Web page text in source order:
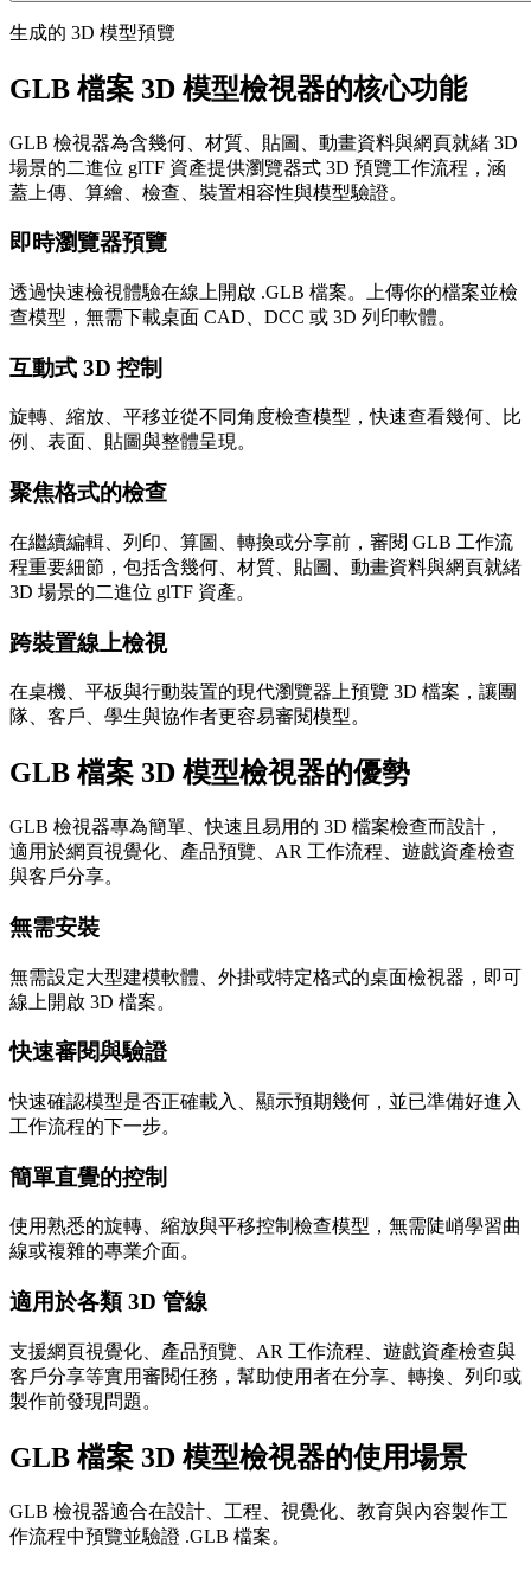
生成的 3D 模型預覽
GLB 檔案 3D 模型檢視器的核心功能
GLB 檢視器為含幾何、材質、貼圖、動畫資料與網頁就緒 3D
場景的二進位 glTF 資產提供瀏覽器式 3D 預覽工作流程，涵
蓋上傳、算繪、檢查、裝置相容性與模型驗證。
即時瀏覽器預覽
透過快速檢視體驗在線上開啟 .GLB 檔案。上傳你的檔案並檢
查模型，無需下載桌面 CAD、DCC 或 3D 列印軟體。
互動式 3D 控制
旋轉、縮放、平移並從不同角度檢查模型，快速查看幾何、比
例、表面、貼圖與整體呈現。
聚焦格式的檢查
在繼續編輯、列印、算圖、轉換或分享前，審閱 GLB 工作流
程重要細節，包括含幾何、材質、貼圖、動畫資料與網頁就緒
3D 場景的二進位 glTF 資產。
跨裝置線上檢視
在桌機、平板與行動裝置的現代瀏覽器上預覽 3D 檔案，讓團
隊、客戶、學生與協作者更容易審閱模型。
GLB 檔案 3D 模型檢視器的優勢
GLB 檢視器專為簡單、快速且易用的 3D 檔案檢查而設計，
適用於網頁視覺化、產品預覽、AR 工作流程、遊戲資產檢查
與客戶分享。
無需安裝
無需設定大型建模軟體、外掛或特定格式的桌面檢視器，即可
線上開啟 3D 檔案。
快速審閱與驗證
快速確認模型是否正確載入、顯示預期幾何，並已準備好進入
工作流程的下一步。
簡單直覺的控制
使用熟悉的旋轉、縮放與平移控制檢查模型，無需陡峭學習曲
線或複雜的專業介面。
適用於各類 3D 管線
支援網頁視覺化、產品預覽、AR 工作流程、遊戲資產檢查與
客戶分享等實用審閱任務，幫助使用者在分享、轉換、列印或
製作前發現問題。
GLB 檔案 3D 模型檢視器的使用場景
GLB 檢視器適合在設計、工程、視覺化、教育與內容製作工
作流程中預覽並驗證 .GLB 檔案。